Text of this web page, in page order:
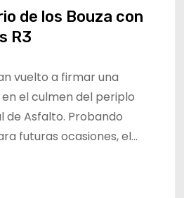
de los Bouza con
R3
vuelto a firmar una
el culmen del periplo
de Asfalto. Probando
futuras ocasiones, el…